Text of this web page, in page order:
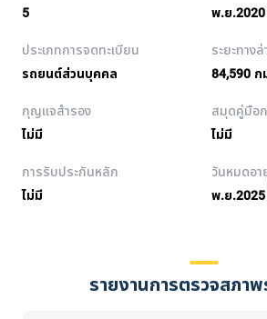
5
พ.ย.2020
ประเภทการจดทะเบียน
รถยนต์ส่วนบุคคล
ระยะทาง
84,590 ก
กุญแจสำรอง
ไม่มี
สมุดคู่มือ
ไม่มี
การรับประกันหลัก
ไม่มี
วันหมดอ
พ.ย.2025
รายงานการตรวจสภา